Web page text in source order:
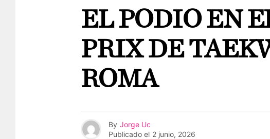
EL PODIO EN
PRIX DE
ROMA
By Jorge Uc
Publicado el 2 junio, 2026